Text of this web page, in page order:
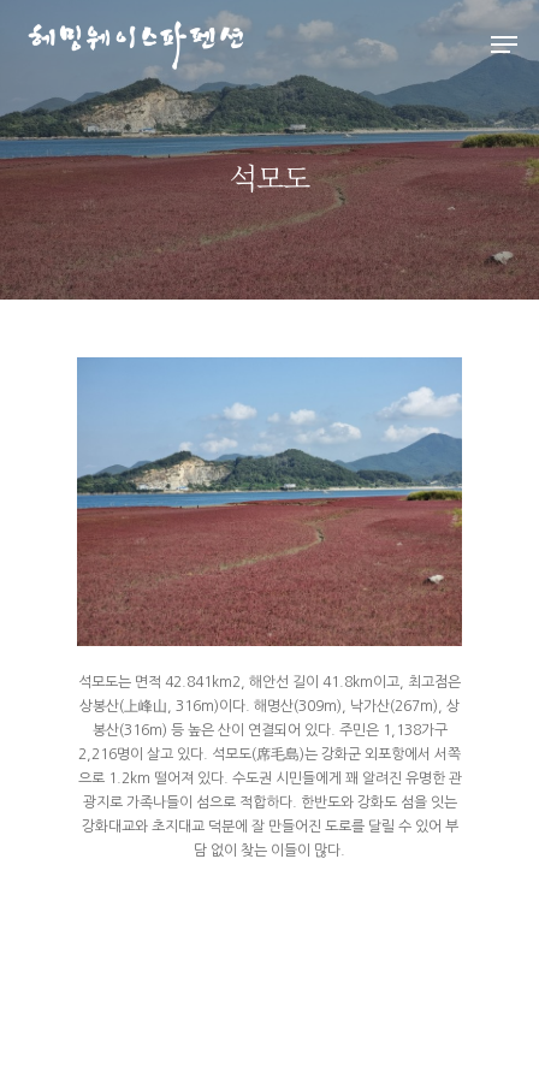
Hit enter to search or ESC to close
석모도
석모도는 면적 42.841km2, 해안선 길이 41.8km이고, 최고점은
상봉산(上峰山, 316m)이다. 해명산(309m), 낙가산(267m), 상
봉산(316m) 등 높은 산이 연결되어 있다. 주민은 1,138가구
2,216명이 살고 있다. 석모도(席毛島)는 강화군 외포항에서 서쪽
으로 1.2km 떨어져 있다. 수도권 시민들에게 꽤 알려진 유명한 관
광지로 가족나들이 섬으로 적합하다. 한반도와 강화도 섬을 잇는
강화대교와 초지대교 덕분에 잘 만들어진 도로를 달릴 수 있어 부
담 없이 찾는 이들이 많다.